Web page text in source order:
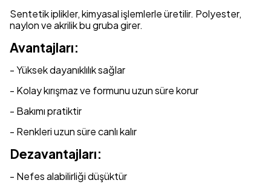
Sentetik iplikler, kimyasal işlemlerle üretilir. Polyester,
naylon ve akrilik bu gruba girer.
Avantajları:
- Yüksek dayanıklılık sağlar
- Kolay kırışmaz ve formunu uzun süre korur
- Bakımı pratiktir
- Renkleri uzun süre canlı kalır
Dezavantajları:
- Nefes alabilirliği düşüktür